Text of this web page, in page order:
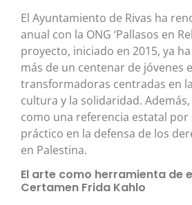
El Ayuntamiento de Rivas ha
anual con la ONG ‘Pallasos en
proyecto, iniciado en 2015, ya
más de un centenar de jóvenes
transformadoras centradas en
cultura y la solidaridad.
como una referencia estatal por
práctico en la defensa de los
en Palestina.
El arte como herramienta de
Certamen Frida Kahlo